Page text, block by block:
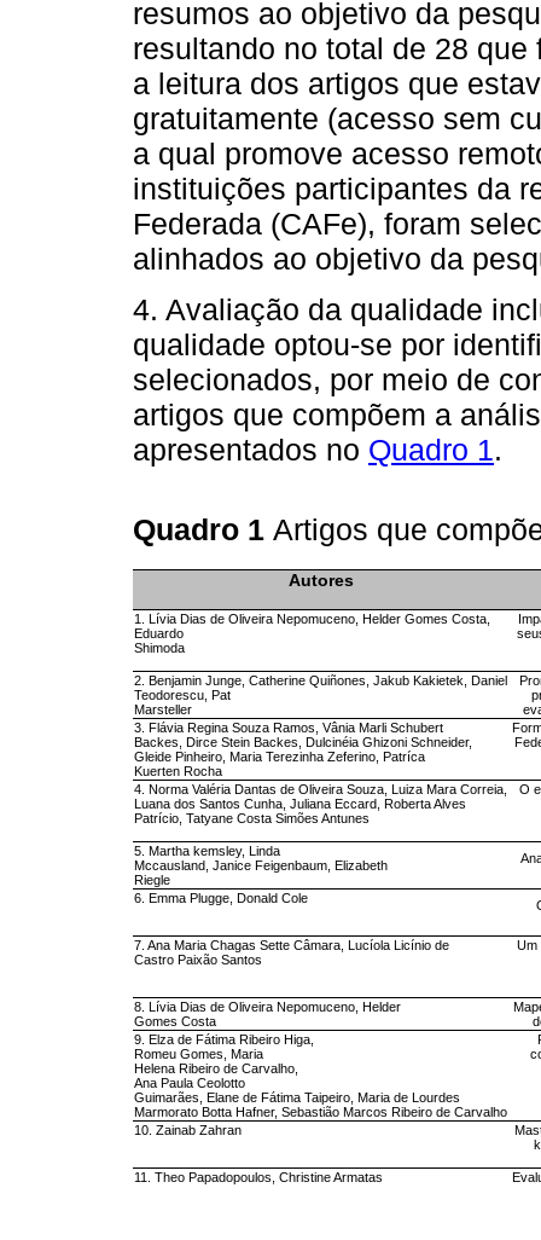
resumos ao objetivo da
resultando no total de 28
a leitura dos artigos que
gratuitamente (acesso sem
a qual promove acesso
instituições participantes da
Federada (CAFe), foram
alinhados ao objetivo da
4. Avaliação da qualidade
qualidade optou-se por
selecionados, por meio de
artigos que compõem a
apresentados no Quadro 1.
Quadro 1 Artigos que
Autores
1. Lívia Dias de Oliveira Nepomuceno, Helder Gomes Costa,
Eduardo
Shimoda
2. Benjamin Junge, Catherine Quiñones, Jakub Kakietek, Daniel
Teodorescu, Pat
Marsteller
3. Flávia Regina Souza Ramos, Vânia Marli Schubert
Backes, Dirce Stein Backes, Dulcinéia Ghizoni Schneider,
Gleide Pinheiro, Maria Terezinha Zeferino, Patríca
Kuerten Rocha
4. Norma Valéria Dantas de Oliveira Souza, Luiza Mara Correia,
Luana dos Santos Cunha, Juliana Eccard, Roberta Alves
Patrício, Tatyane Costa Simões Antunes
O
5. Martha kemsley, Linda
Mccausland, Janice Feigenbaum, Elizabeth
Riegle
6. Emma Plugge, Donald Cole
7. Ana Maria Chagas Sette Câmara, Lucíola Licínio de
Castro Paixão Santos
Um
8. Lívia Dias de Oliveira Nepomuceno, Helder
Gomes Costa
9. Elza de Fátima Ribeiro Higa,
Romeu Gomes, Maria
Helena Ribeiro de Carvalho,
Ana Paula Ceolotto
Guimarães, Elane de Fátima Taipeiro, Maria de Lourdes
Marmorato Botta Hafner, Sebastião Marcos Ribeiro de Carvalho
10. Zainab Zahran
11. Theo Papadopoulos, Christine Armatas